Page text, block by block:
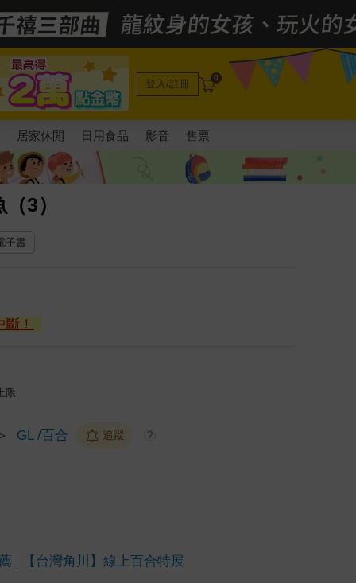
登入/註冊 0
居家休閒 日用食品 影音 售票
3）
子書
！
限
GL /百合 追蹤 ?
【台灣角川】線上百合特展